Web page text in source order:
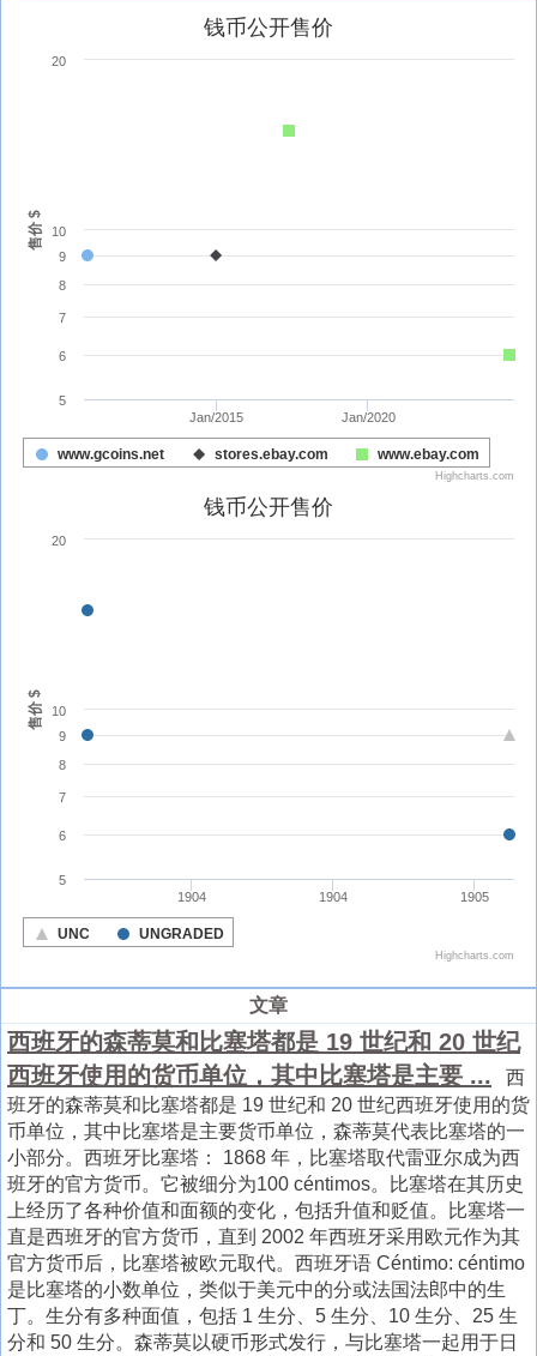
文章
西班牙的森蒂莫和比塞塔都是 19 世纪和 20 世纪
西班牙使用的货币单位，其中比塞塔是主要 ... 西
班牙的森蒂莫和比塞塔都是 19 世纪和 20 世纪西班牙使用的货
币单位，其中比塞塔是主要货币单位，森蒂莫代表比塞塔的一
小部分。西班牙比塞塔： 1868 年，比塞塔取代雷亚尔成为西
班牙的官方货币。它被细分为100 céntimos。比塞塔在其历史
上经历了各种价值和面额的变化，包括升值和贬值。比塞塔一
直是西班牙的官方货币，直到 2002 年西班牙采用欧元作为其
官方货币后，比塞塔被欧元取代。西班牙语 Céntimo: céntimo
是比塞塔的小数单位，类似于美元中的分或法国法郎中的生
丁。生分有多种面值，包括 1 生分、5 生分、10 生分、25 生
分和 50 生分。森蒂莫以硬币形式发行，与比塞塔一起用于日